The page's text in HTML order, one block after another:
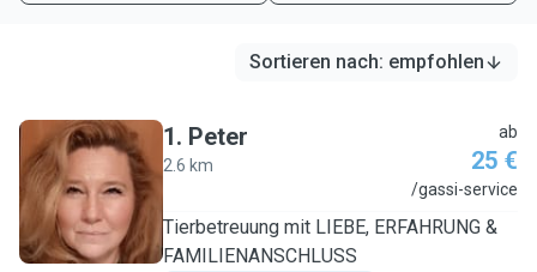
Sortieren nach: empfohlen
P
1. Peter
2.6 km
ab
25 €
/gassi-service
Tierbetreuung mit LIEBE, ERFAHRUNG &
FAMILIENANSCHLUSS